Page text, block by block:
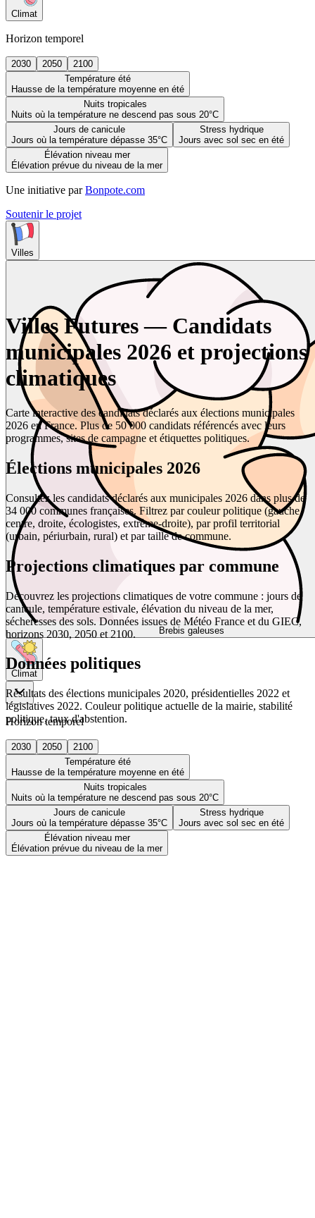
Climat
Horizon temporel
2030 2050
2100
Température été
Hausse de la température moyenne en été
Nuits tropicales
Nuits où la température ne descend pas sous 20°C
Jours de canicule
Jours où la température dépasse 35°C
Stress hydrique
Jours avec sol sec en été
Élévation niveau mer
Élévation prévue du niveau de la mer
Une initiative par Bonpote.com
Soutenir le projet
Villes
Brebis galeuses
Climat
Horizon temporel
2030 2050
2100
Température été
Hausse de la température moyenne en été
Nuits tropicales
Nuits où la température ne descend pas sous 20°C
Jours de canicule
Jours où la température dépasse 35°C
Stress hydrique
Jours avec sol sec en été
Élévation niveau mer
Élévation prévue du niveau de la mer
Villes Futures — Candidats
municipales 2026 et projections
climatiques
Carte interactive des candidats déclarés aux élections municipales
2026 en France. Plus de 50 000 candidats référencés avec leurs
programmes, sites de campagne et étiquettes politiques.
Élections municipales 2026
Consultez les candidats déclarés aux municipales 2026 dans plus de
34 000 communes françaises. Filtrez par couleur politique (gauche,
centre, droite, écologistes, extrême-droite), par profil territorial
(urbain, périurbain, rural) et par taille de commune.
Projections climatiques par commune
Découvrez les projections climatiques de votre commune : jours de
canicule, température estivale, élévation du niveau de la mer,
sécheresses des sols. Données issues de Météo France et du GIEC,
horizons 2030, 2050 et 2100.
Données politiques
Résultats des élections municipales 2020, présidentielles 2022 et
législatives 2022. Couleur politique actuelle de la mairie, stabilité
politique, taux d'abstention.